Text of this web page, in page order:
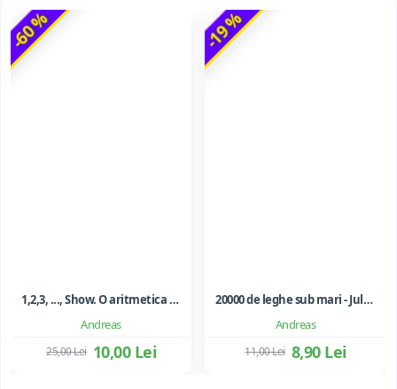
-60 %
Andreas
1,2,3, ..., Show. O aritmetica emotionala, o poezie a matematicii - Ioan Dancila
10,00 Lei
25,00 Lei
-19 %
Andreas
20000 de leghe sub mari - Jules Verne
8,90 Lei
11,00 Lei